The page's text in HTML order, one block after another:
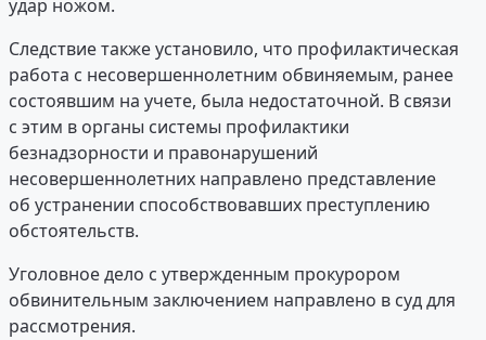
удар ножом.
Следствие также установило, что профилактическая
работа с несовершеннолетним обвиняемым, ранее
состоявшим на учете, была недостаточной. В связи
с этим в органы системы профилактики
безнадзорности и правонарушений
несовершеннолетних направлено представление
об устранении способствовавших преступлению
обстоятельств.
Уголовное дело с утвержденным прокурором
обвинительным заключением направлено в суд для
рассмотрения.